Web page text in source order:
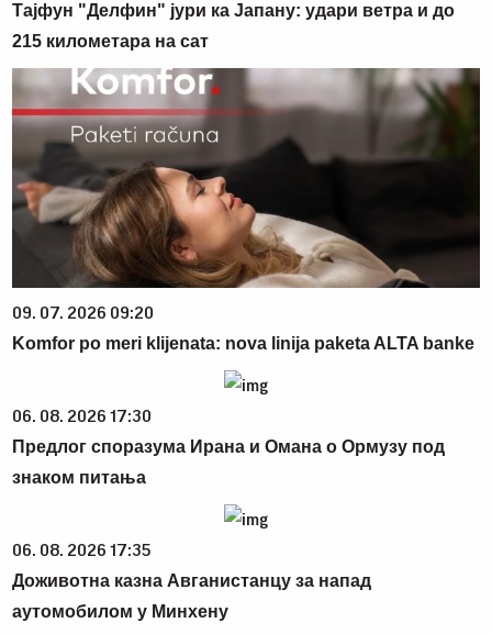
Тајфун "Делфин" јури ка Јапану: удари ветра и до
215 километара на сат
09. 07. 2026 09:20
Komfor po meri klijenata: nova linija paketa ALTA banke
06. 08. 2026 17:30
Предлог споразума Ирана и Омана о Ормузу под
знаком питања
06. 08. 2026 17:35
Доживотна казна Авганистанцу за напад
аутомобилом у Минхену